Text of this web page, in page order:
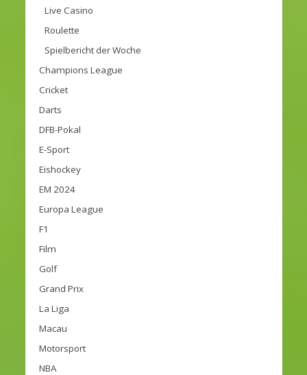
Live Casino
Roulette
Spielbericht der Woche
Champions League
Cricket
Darts
DFB-Pokal
E-Sport
Eishockey
EM 2024
Europa League
F1
Film
Golf
Grand Prix
La Liga
Macau
Motorsport
NBA